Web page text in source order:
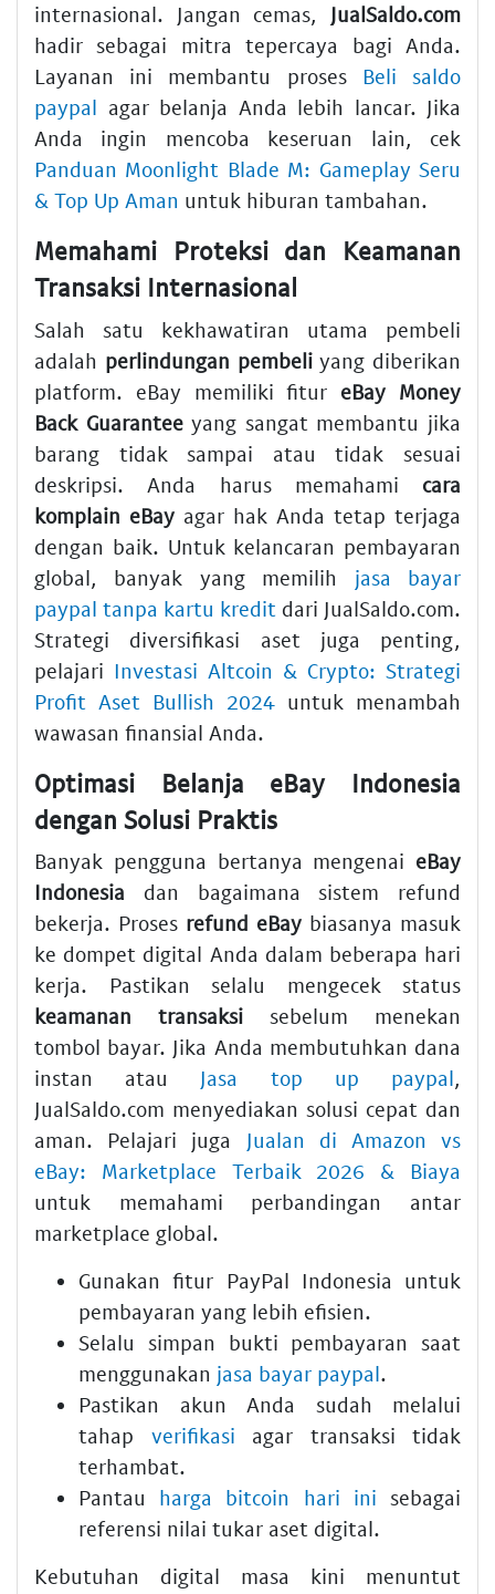
internasional. Jangan cemas, JualSaldo.com
hadir sebagai mitra tepercaya bagi Anda.
Layanan ini membantu proses Beli saldo
paypal agar belanja Anda lebih lancar. Jika
Anda ingin mencoba keseruan lain, cek
Panduan Moonlight Blade M: Gameplay Seru
& Top Up Aman untuk hiburan tambahan.
Memahami Proteksi dan Keamanan
Transaksi Internasional
Salah satu kekhawatiran utama pembeli
adalah perlindungan pembeliyang diberikan
platform. eBay memiliki fitur eBay Money
Back Guaranteeyang sangat membantu jika
barang tidak sampai atau tidak sesuai
deskripsi. Anda harus memahami cara
komplain eBay agar hak Anda tetap terjaga
dengan baik. Untuk kelancaran pembayaran
global, banyak yang memilih jasa bayar
paypal tanpa kartu kredit dari JualSaldo.com.
Strategi diversifikasi aset juga penting,
pelajari Investasi Altcoin & Crypto: Strategi
Profit Aset Bullish 2024 untuk menambah
wawasan finansial Anda.
Optimasi Belanja eBay Indonesia
dengan Solusi Praktis
Banyak pengguna bertanya mengenai eBay
Indonesia dan bagaimana sistem refund
bekerja. Proses refund eBay biasanya masuk
ke dompet digital Anda dalam beberapa hari
kerja. Pastikan selalu mengecek status
keamanan transaksi sebelum menekan
tombol bayar. Jika Anda membutuhkan dana
instan atau Jasa top up paypal,
JualSaldo.com menyediakan solusi cepat dan
aman. Pelajari juga Jualan di Amazon vs
eBay: Marketplace Terbaik 2026 & Biaya
untuk memahami perbandingan antar
marketplace global.
Gunakan fitur
PayPal Indonesia untuk
pembayaran yang lebih efisien.
Selalu simpan bukti pembayaran saat
menggunakan jasa bayar paypal.
Pastikan akun Anda sudah melalui
tahap verifikasi agar transaksi tidak
terhambat.
Pantau harga bitcoin hari ini sebagai
referensi nilai tukar aset digital.
Kebutuhan digital masa kini menuntut